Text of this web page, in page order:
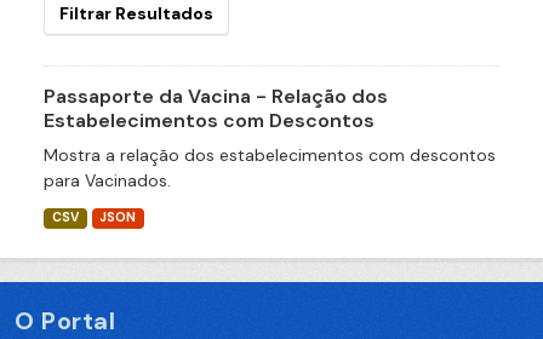
Filtrar Resultados
Passaporte da Vacina - Relação dos
Estabelecimentos com Descontos
Mostra a relação dos estabelecimentos com descontos
para Vacinados.
CSV JSON
O Portal